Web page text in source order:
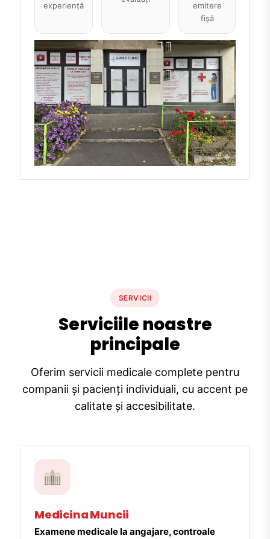
experiență
emitere
fișă
SERVICII
Serviciile noastre
principale
Oferim servicii medicale complete pentru
companii și pacienți individuali, cu accent pe
calitate și accesibilitate.
Medicina Muncii
Examene medicale la angajare, controale